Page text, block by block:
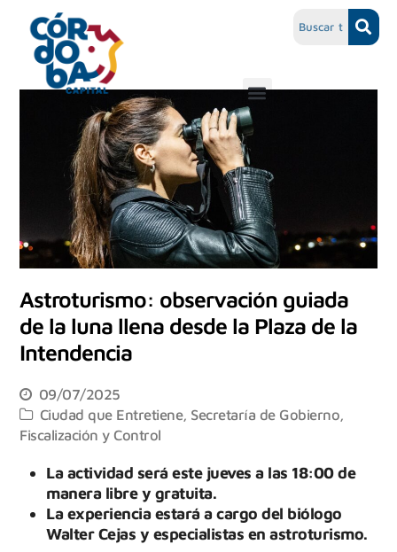
Astroturismo: observación guiada
de la luna llena desde la Plaza de la
Intendencia
09/07/2025
Ciudad que Entretiene, Secretaría de Gobierno,
Fiscalización y Control
La actividad será este jueves a las 18:00 de
manera libre y gratuita.
La experiencia estará a cargo del biólogo
Walter Cejas y especialistas en astroturismo.